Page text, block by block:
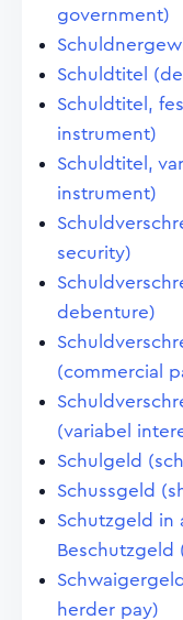
government)
Schuldtitel
Schuldtitel,
instrument)
Schuldtitel,
instrument)
security)
debenture)
(commercial
(variabel
Schulgeld
Schussgeld
Schutzgeld in
Beschutzgeld
herder pay)